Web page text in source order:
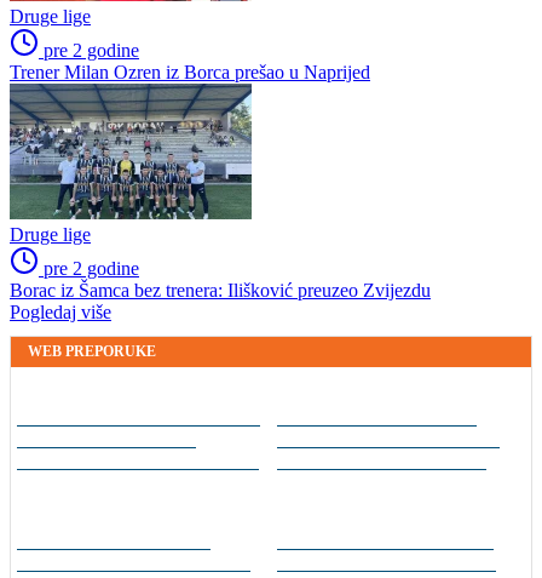
Druge lige
pre 2 godine
Trener Milan Ozren iz Borca prešao u Naprijed
Druge lige
pre 2 godine
Borac iz Šamca bez trenera: Ilišković preuzeo Zvijezdu
Pogledaj više
WEB PREPORUKE